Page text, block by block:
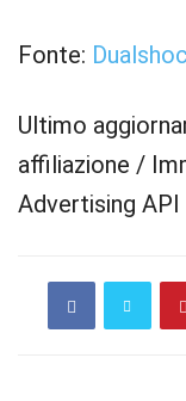
Fonte:
Ultimo
affiliazione /
Advertising API